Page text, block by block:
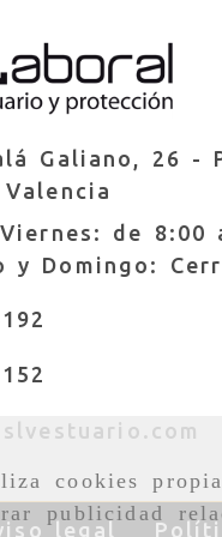
cookies
publicidad
Galiano, 26 -
Valencia
de 8:00
y Domingo:
legal